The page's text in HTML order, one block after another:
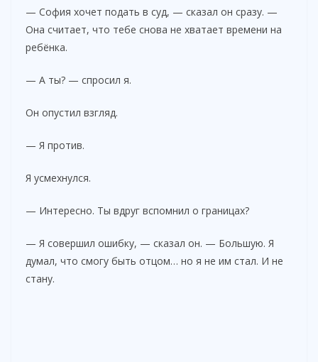
— София хочет подать в суд, — сказал он сразу. —
Она считает, что тебе снова не хватает времени на
ребёнка.
— А ты? — спросил я.
Он опустил взгляд.
— Я против.
Я усмехнулся.
— Интересно. Ты вдруг вспомнил о границах?
— Я совершил ошибку, — сказал он. — Большую. Я
думал, что смогу быть отцом… но я не им стал. И не
стану.